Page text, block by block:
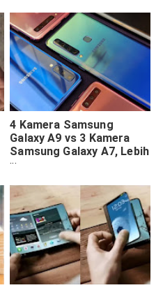
4 Kamera Samsung
Galaxy A9 vs 3 Kamera
Samsung Galaxy A7, Lebih
Bagus Mana?